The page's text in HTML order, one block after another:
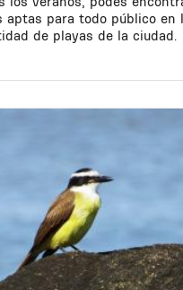
aptas para todo público en
de playas de la ciudad.